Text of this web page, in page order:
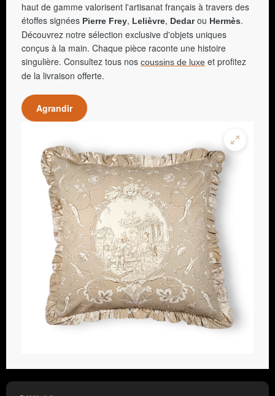
haut de gamme valorisent l'artisanat français à travers des
étoffes signées Pierre Frey, Lelièvre, Dedarou Hermès.
Découvrez notre sélection exclusive d'objets uniques
conçus à la main. Chaque pièce raconte une histoire
singulière. Consultez tous nos coussins de luxe et profitez
de la livraison offerte.
Agrandir